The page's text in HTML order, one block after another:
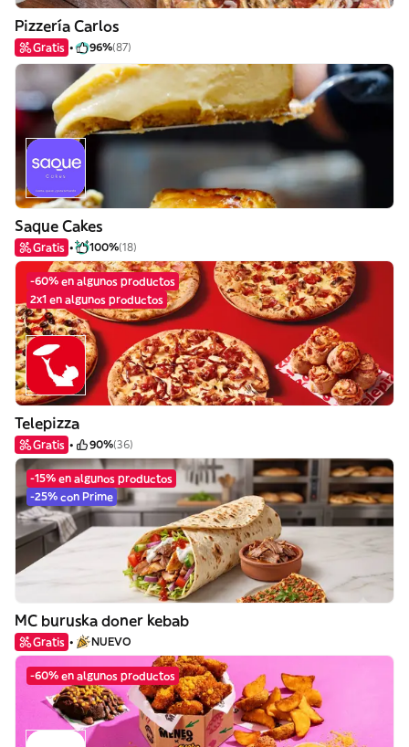
Pizzería Carlos
Gratis 96%(87)
Saque Cakes
Gratis 100%(18)
-60% en algunos productos
2x1 en algunos productos
Telepizza
Gratis 90%(36)
-15% en algunos productos
-25% con Prime
MC buruska doner kebab
Gratis NUEVO
-60% en algunos productos